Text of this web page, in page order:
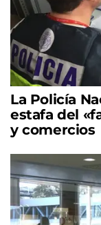
La Policía
estafa del
y comercios